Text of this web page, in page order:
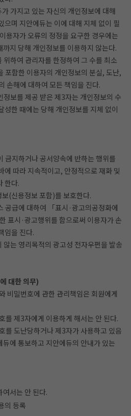
가지고 있는 자신의 개인정보에 대해
으며 지안에듀는 이에 대해 지체 없이 필
용자가 오류의 정정을 요구한 경우에는
지 당해 개인정보를 이용하지 않는다.
하여 관리자를 한정하여 그 수를 최소
포함한 이용자의 개인정보의 분실, 도난,
손해에 대하여 모든 책임을 진다.
보를 제공 받은 제3자는 개인정보의 수
성한 때에는 당해 개인정보를 지체 없이
지하거나 공서양속에 반하는 행위를
에 따라 지속적이고, 안정적으로 재화 및
한다.
(신용정보 포함)를 보호한다.
급에 대하여 「표시·광고의공정화에
표시·광고행위를 함으로써 이용자가 손
임을 진다.
는 영리목적의 광고성 전자우편을 발송
대한 의무)
비밀번호에 관한 관리책임은 회원에게
제3자에게 이용하게 해서는 안 된다.
도난당하거나 제3자가 사용하고 있음
에 통보하고 지안에듀의 안내가 있는
여서는 안 된다.
의 등록